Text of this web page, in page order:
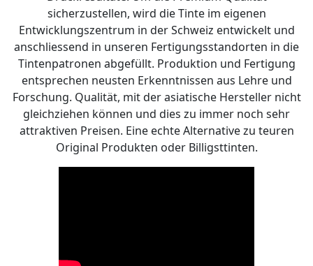
sicherzustellen, wird die Tinte im eigenen
Entwicklungszentrum in der Schweiz entwickelt und
anschliessend in unseren Fertigungsstandorten in die
Tintenpatronen abgefüllt. Produktion und Fertigung
entsprechen neusten Erkenntnissen aus Lehre und
Forschung. Qualität, mit der asiatische Hersteller nicht
gleichziehen können und dies zu immer noch sehr
attraktiven Preisen. Eine echte Alternative zu teuren
Original Produkten oder Billigsttinten.